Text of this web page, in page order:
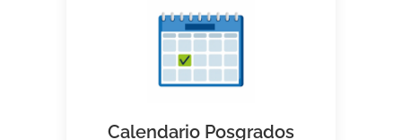
Calendario Posgrados